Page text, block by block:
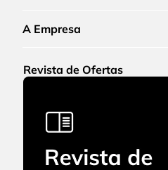
A Empresa
Revista de Ofertas